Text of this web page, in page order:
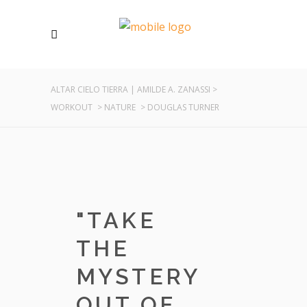
ALTAR CIELO TIERRA | AMILDE A. ZANASSI >
WORKOUT > NATURE > DOUGLAS TURNER
"TAKE
THE
MYSTERY